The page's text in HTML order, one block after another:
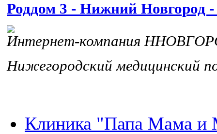
Роддом 3 - Нижний Новгород
Интернет-компания
Нижегородский
Клиника "Папа Мама и